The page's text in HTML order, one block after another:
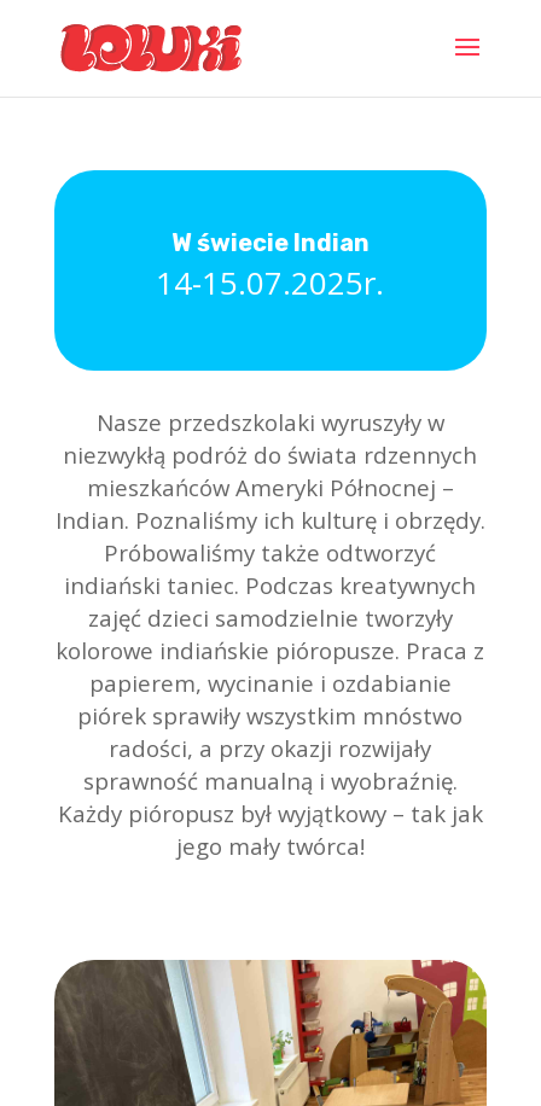
W świecie Indian
14-15.07.2025r.
Nasze przedszkolaki wyruszyły w
niezwykłą podróż do świata rdzennych
mieszkańców Ameryki Północnej –
Indian. Poznaliśmy ich kulturę i obrzędy.
Próbowaliśmy także odtworzyć
indiański taniec. Podczas kreatywnych
zajęć dzieci samodzielnie tworzyły
kolorowe indiańskie pióropusze. Praca z
papierem, wycinanie i ozdabianie
piórek sprawiły wszystkim mnóstwo
radości, a przy okazji rozwijały
sprawność manualną i wyobraźnię.
Każdy pióropusz był wyjątkowy – tak jak
jego mały twórca!